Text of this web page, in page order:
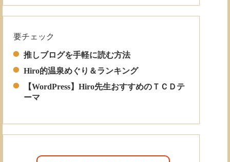
要チェック
推しブログを手軽に読む方法
Hiro的温泉めぐり＆ランキング
【WordPress】Hiro先生おすすめのＴＣＤテ
ーマ